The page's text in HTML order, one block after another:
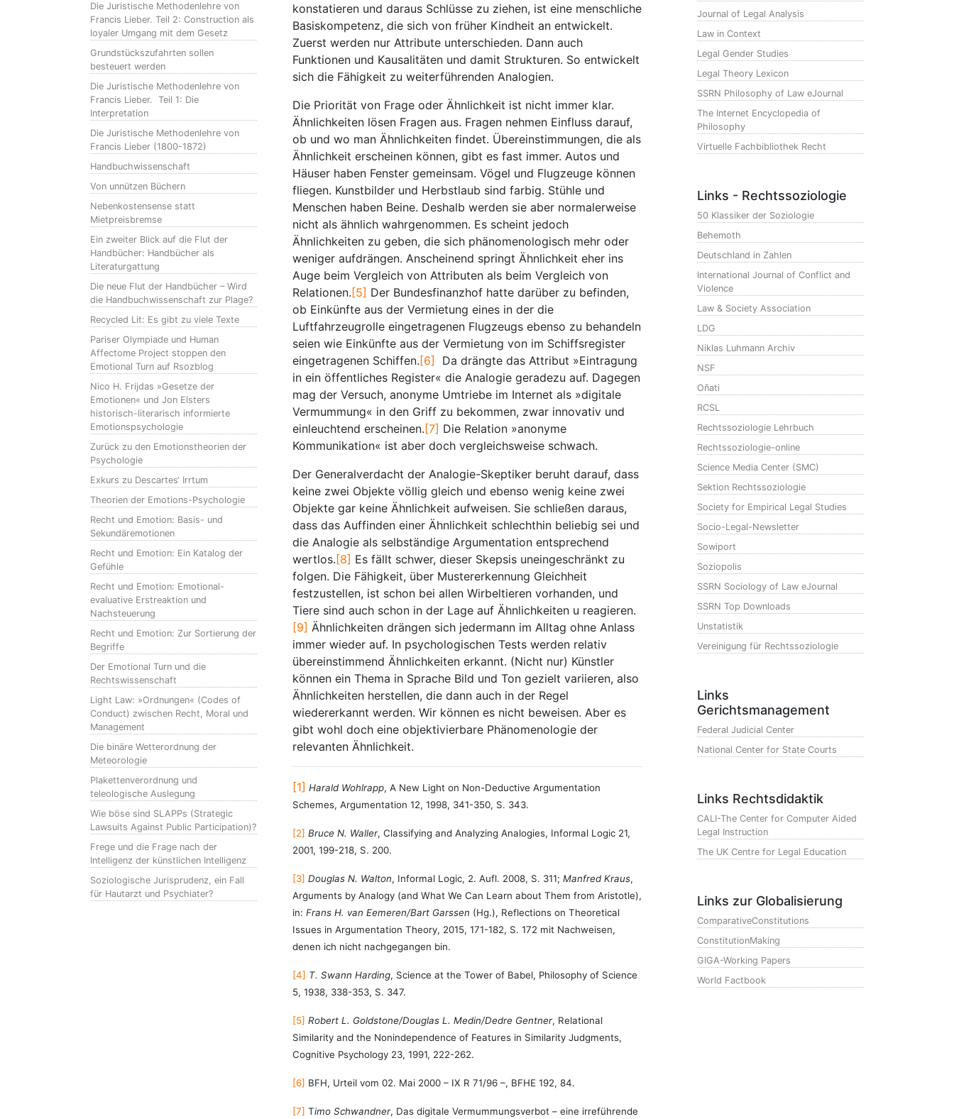
Die Juristische Methodenlehre von
Francis Lieber. Teil 2: Construction als
loyaler Umgang mit dem Gesetz
Grundstückszufahrten sollen
besteuert werden
Die Juristische Methodenlehre von
Francis Lieber. Teil 1: Die
Interpretation
Die Juristische Methodenlehre von
Francis Lieber (1800-1872)
Handbuchwissenschaft
Von unnützen Büchern
Nebenkostensense statt
Mietpreisbremse
Ein zweiter Blick auf die Flut der
Handbücher: Handbücher als
Literaturgattung
Die neue Flut der Handbücher – Wird
die Handbuchwissenschaft zur Plage?
Recycled Lit: Es gibt zu viele Texte
Pariser Olympiade und Human
Affectome Project stoppen den
Emotional Turn auf Rsozblog
Nico H. Frijdas »Gesetze der
Emotionen« und Jon Elsters
historisch-literarisch informierte
Emotionspsychologie
Zurück zu den Emotionstheorien der
Psychologie
Exkurs zu Descartes‘ Irrtum
Theorien der Emotions-Psychologie
Recht und Emotion: Basis- und
Sekundäremotionen
Recht und Emotion: Ein Katalog der
Gefühle
Recht und Emotion: Emotional-
evaluative Erstreaktion und
Nachsteuerung
Recht und Emotion: Zur Sortierung der
Begriffe
Der Emotional Turn und die
Rechtswissenschaft
Light Law: »Ordnungen« (Codes of
Conduct) zwischen Recht, Moral und
Management
Die binäre Wetterordnung der
Meteorologie
Plakettenverordnung und
teleologische Auslegung
Wie böse sind SLAPPs (Strategic
Lawsuits Against Public Participation)?
Frege und die Frage nach der
Intelligenz der künstlichen Intelligenz
Soziologische Jurisprudenz, ein Fall
für Hautarzt und Psychiater?
konstatieren und daraus Schlüsse zu ziehen, ist eine menschliche
Basiskompetenz, die sich von früher Kindheit an entwickelt.
Zuerst werden nur Attribute unterschieden. Dann auch
Funktionen und Kausalitäten und damit Strukturen. So entwickelt
sich die Fähigkeit zu weiterführenden Analogien.
Die Priorität von Frage oder Ähnlichkeit ist nicht immer klar.
Ähnlichkeiten lösen Fragen aus. Fragen nehmen Einfluss darauf,
ob und wo man Ähnlichkeiten findet. Übereinstimmungen, die als
Ähnlichkeit erscheinen können, gibt es fast immer. Autos und
Häuser haben Fenster gemeinsam. Vögel und Flugzeuge können
fliegen. Kunstbilder und Herbstlaub sind farbig. Stühle und
Menschen haben Beine. Deshalb werden sie aber normalerweise
nicht als ähnlich wahrgenommen. Es scheint jedoch
Ähnlichkeiten zu geben, die sich phänomenologisch mehr oder
weniger aufdrängen. Anscheinend springt Ähnlichkeit eher ins
Auge beim Vergleich von Attributen als beim Vergleich von
Relationen. [5] Der Bundesfinanzhof hatte darüber zu befinden,
ob Einkünfte aus der Vermietung eines in der die
Luftfahrzeugrolle eingetragenen Flugzeugs ebenso zu behandeln
seien wie Einkünfte aus der Vermietung von im Schiffsregister
eingetragenen Schiffen. [6]
Da drängte das Attribut »Eintragung
in ein öffentliches Register« die Analogie geradezu auf. Dagegen
mag der Versuch, anonyme Umtriebe im Internet als »digitale
Vermummung« in den Griff zu bekommen, zwar innovativ und
einleuchtend erscheinen. [7] Die Relation »anonyme
Kommunikation« ist aber doch vergleichsweise schwach.
Der Generalverdacht der Analogie-Skeptiker beruht darauf, dass
keine zwei Objekte völlig gleich und ebenso wenig keine zwei
Objekte gar keine Ähnlichkeit aufweisen. Sie schließen daraus,
dass das Auffinden einer Ähnlichkeit schlechthin beliebig sei und
die Analogie als selbständige Argumentation entsprechend
wertlos. [8] Es fällt schwer, dieser Skepsis uneingeschränkt zu
folgen. Die Fähigkeit, über Mustererkennung Gleichheit
festzustellen, ist schon bei allen Wirbeltieren vorhanden, und
Tiere sind auch schon in der Lage auf Ähnlichkeiten u reagieren.
[9] Ähnlichkeiten drängen sich jedermann im Alltag ohne Anlass
immer wieder auf. In psychologischen Tests werden relativ
übereinstimmend Ähnlichkeiten erkannt. (Nicht nur) Künstler
können ein Thema in Sprache Bild und Ton gezielt variieren, also
Ähnlichkeiten herstellen, die dann auch in der Regel
wiedererkannt werden. Wir können es nicht beweisen. Aber es
gibt wohl doch eine objektivierbare Phänomenologie der
relevanten Ähnlichkeit.
[1] Harald Wohlrapp, A New Light on Non-Deductive Argumentation
Schemes, Argumentation 12, 1998, 341-350, S. 343.
[2] Bruce N. Waller, Classifying and Analyzing Analogies, Informal Logic 21,
2001, 199-218, S. 200.
[3] Douglas N. Walton, Informal Logic, 2. Aufl. 2008, S. 311; Manfred Kraus,
Arguments by Analogy (and What We Can Learn about Them from Aristotle),
in: Frans H. van Eemeren/Bart Garssen (Hg.), Reflections on Theoretical
Issues in Argumentation Theory, 2015, 171-182, S. 172 mit Nachweisen,
denen ich nicht nachgegangen bin.
[4] T. Swann Harding, Science at the Tower of Babel, Philosophy of Science
5, 1938, 338-353, S. 347.
[5] Robert L. Goldstone/Douglas L. Medin/Dedre Gentner, Relational
Similarity and the Nonindependence of Features in Similarity Judgments,
Cognitive Psychology 23, 1991, 222-262.
[6] BFH, Urteil vom 02. Mai 2000 – IX R 71/96 –, BFHE 192, 84.
[7] Timo Schwandner, Das digitale Vermummungsverbot – eine irreführende
Journal of Legal Analysis
Law in Context
Legal Gender Studies
Legal Theory Lexicon
SSRN Philosophy of Law eJournal
The Internet Encyclopedia of
Philosophy
Virtuelle Fachbibliothek Recht
Links - Rechtssoziologie
50 Klassiker der Soziologie
Behemoth
Deutschland in Zahlen
International Journal of Conflict and
Violence
Law & Society Association
LDG
Niklas Luhmann Archiv
NSF
Oñati
RCSL
Rechtssoziologie Lehrbuch
Rechtssoziologie-online
Science Media Center (SMC)
Sektion Rechtssoziologie
Society for Empirical Legal Studies
Socio-Legal-Newsletter
Sowiport
Soziopolis
SSRN Sociology of Law eJournal
SSRN Top Downloads
Unstatistik
Vereinigung für Rechtssoziologie
Links
Gerichtsmanagement
Federal Judicial Center
National Center for State Courts
Links Rechtsdidaktik
CALI-The Center for Computer Aided
Legal Instruction
The UK Centre for Legal Education
Links zur Globalisierung
ComparativeConstitutions
ConstitutionMaking
GIGA-Working Papers
World Factbook